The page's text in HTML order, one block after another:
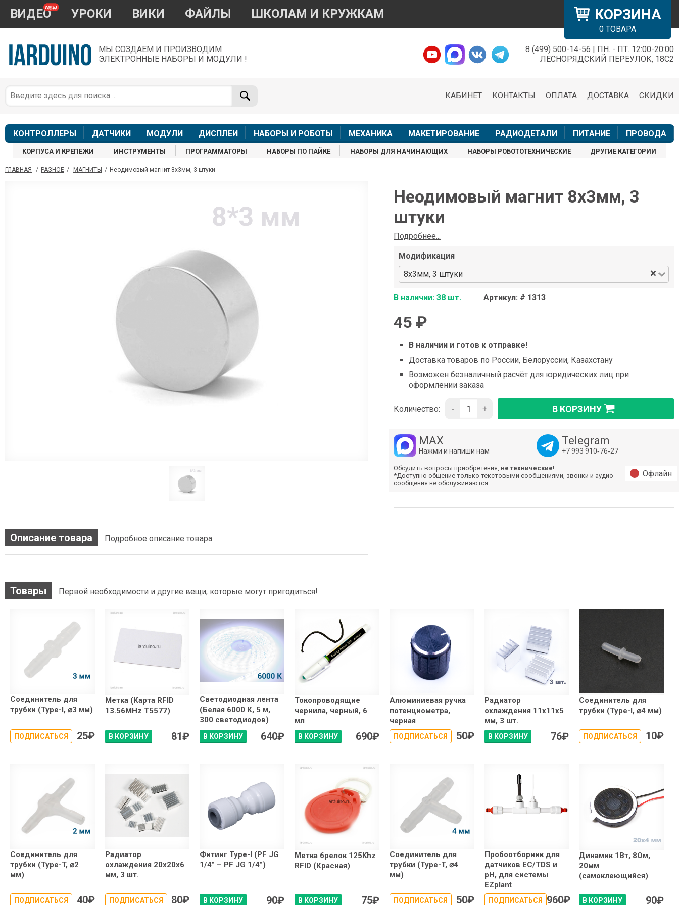
КОРЗИНА
0 ТОВАРА
ВИДЕО УРОКИ ВИКИ ФАЙЛЫ ШКОЛАМ И КРУЖКАМ
МЫ СОЗДАЕМ И ПРОИЗВОДИМ
ЭЛЕКТРОННЫЕ НАБОРЫ И МОДУЛИ !
8 (499) 500-14-56 | ПН. - ПТ. 12:00-20:00
ЛЕСНОРЯДСКИЙ ПЕРЕУЛОК, 18С2
СКИДКИ
ДОСТАВКА
ОПЛАТА
КОНТАКТЫ
КАБИНЕТ
КОНТРОЛЛЕРЫ ДАТЧИКИ МОДУЛИ ДИСПЛЕИ НАБОРЫ И РОБОТЫ МЕХАНИКА МАКЕТИРОВАНИЕ РАДИОДЕТАЛИ ПИТАНИЕ ПРОВОДА
КОРПУСА И КРЕПЕЖИ ИНСТРУМЕНТЫ ПРОГРАММАТОРЫ НАБОРЫ ПО ПАЙКЕ НАБОРЫ ДЛЯ НАЧИНАЮЩИХ НАБОРЫ РОБОТОТЕХНИЧЕСКИЕ ДРУГИЕ КАТЕГОРИИ
ГЛАВНАЯ / РАЗНОЕ / МАГНИТЫ / Неодимовый магнит 8x3мм, 3 штуки
Неодимовый магнит 8x3мм, 3
штуки
Подробнее...
Модификация
8x3мм, 3 штуки
×
В наличии: 38 шт. Артикул: # 1313
45 ₽
В наличии и готов к отправке!
Доставка товаров по России, Белоруссии, Казахстану
Возможен безналичный расчёт для юридических лиц при
оформлении заказа
Количество: - + В КОРЗИНУ
MAX
Нажми и напиши нам
Telegram
+7 993 910‑76‑27
Обсудить вопросы приобретения, не технические!
*Доступно общение только текстовыми сообщениями, звонки и аудио
сообщения не обслуживаются
Офлайн
Описание товара Подробное описание товара
Товары Первой необходимости и другие вещи, которые могут пригодиться!
Соединитель для
трубки (Type-I, ⌀3 мм)
ПОДПИСАТЬСЯ 25₽
Метка (Карта RFID
13.56MHz T5577)
В КОРЗИНУ 81₽
Светодиодная лента
(Белая 6000 К, 5 м,
300 светодиодов)
В КОРЗИНУ 640₽
Токопроводящие
чернила, черный, 6
мл
В КОРЗИНУ 690₽
Алюминиевая ручка
потенциометра,
черная
ПОДПИСАТЬСЯ 50₽
Радиатор
охлаждения 11x11x5
мм, 3 шт.
В КОРЗИНУ 76₽
Соединитель для
трубки (Type-I, ⌀4 мм)
ПОДПИСАТЬСЯ 10₽
Соединитель для
трубки (Type-T, ⌀2
мм)
ПОДПИСАТЬСЯ 40₽
Радиатор
охлаждения 20x20x6
мм, 3 шт.
ПОДПИСАТЬСЯ 80₽
Фитинг Type-I (PF JG
1/4” – PF JG 1/4”)
В КОРЗИНУ 90₽
Метка брелок 125Khz
RFID (Красная)
В КОРЗИНУ 75₽
Соединитель для
трубки (Type-T, ⌀4
мм)
ПОДПИСАТЬСЯ 50₽
Пробоотборник для
датчиков EC/TDS и
pH, для системы
EZplant
ПОДПИСАТЬСЯ 960₽
Динамик 1Вт, 8Ом,
20мм
(самоклеющийся)
В КОРЗИНУ 90₽
×
По вопросам приобретения товара
+7 968 454 17 38
звонки и аудио сообщения не обслуживаются
Менеджер
shop@iarduino.ru
Менеджер
8 (499) 500-14-56
Консультант
shop@iarduino.ru